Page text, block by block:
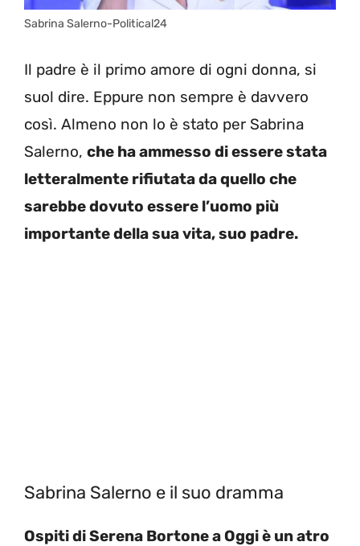
Sabrina Salerno-Political24
Il padre è il primo amore di ogni donna, si
suol dire. Eppure non sempre è davvero
così. Almeno non lo è stato per Sabrina
Salerno, che ha ammesso di essere stata
letteralmente rifiutata da quello che
sarebbe dovuto essere l’uomo più
importante della sua vita, suo padre.
Sabrina Salerno e il suo dramma
Ospiti di Serena Bortone a Oggi è un atro